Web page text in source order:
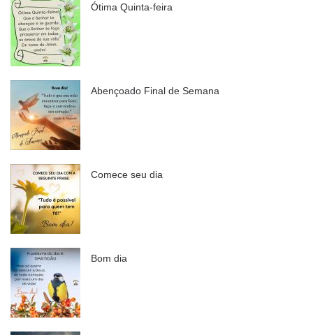
Ótima Quinta-feira
Abençoado Final de Semana
Comece seu dia
Bom dia